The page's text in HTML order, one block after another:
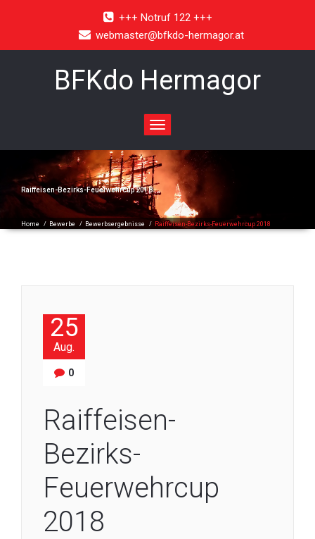
+++ Notruf 122 +++
webmaster@bfkdo-hermagor.at
BFKdo Hermagor
Toggle
navigation
Raiffeisen-Bezirks-Feuerwehrcup 2018
Home / Bewerbe / Bewerbsergebnisse / Raiffeisen-Bezirks-Feuerwehrcup 2018
25
Aug.
0
Raiffeisen-
Bezirks-
Feuerwehrcup
2018